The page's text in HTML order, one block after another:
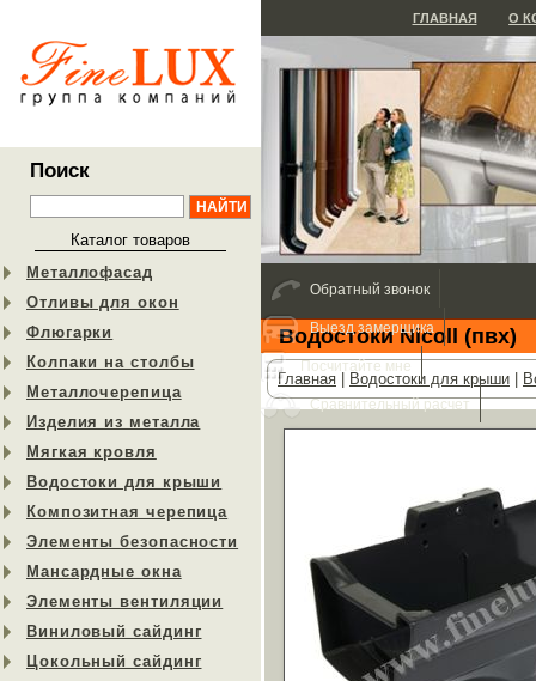
Поиск
Каталог товаров
Металлофасад
Отливы для окон
Флюгарки
Колпаки на столбы
Металлочерепица
Изделия из металла
Мягкая кровля
Водостоки для крыши
Композитная черепица
Элементы безопасности
Мансардные окна
Элементы вентиляции
Виниловый сайдинг
Цокольный сайдинг
ГЛАВНАЯ О
Водостоки Nicoll (пвх)
Главная Водостоки для крыши
Обратный звонок
Выезд замерщика
Посчитайте мне
Сравнительный расчет